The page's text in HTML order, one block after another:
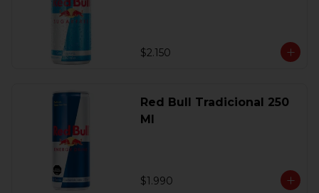
$2.150
Red Bull Tradicional 250
Ml
$1.990